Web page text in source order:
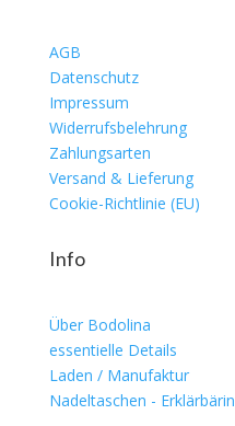
AGB
Datenschutz
Impressum
Widerrufsbelehrung
Zahlungsarten
Versand & Lieferung
Cookie-Richtlinie (EU)
Info
Über Bodolina
essentielle Details
Laden / Manufaktur
Nadeltaschen - Erklärbärin